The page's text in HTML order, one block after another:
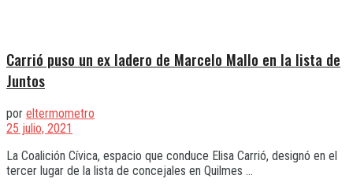
Carrió puso un ex ladero de Marcelo Mallo en la lista de
Juntos
por eltermometro
25 julio, 2021
La Coalición Cívica, espacio que conduce Elisa Carrió, designó en el
tercer lugar de la lista de concejales en Quilmes ...